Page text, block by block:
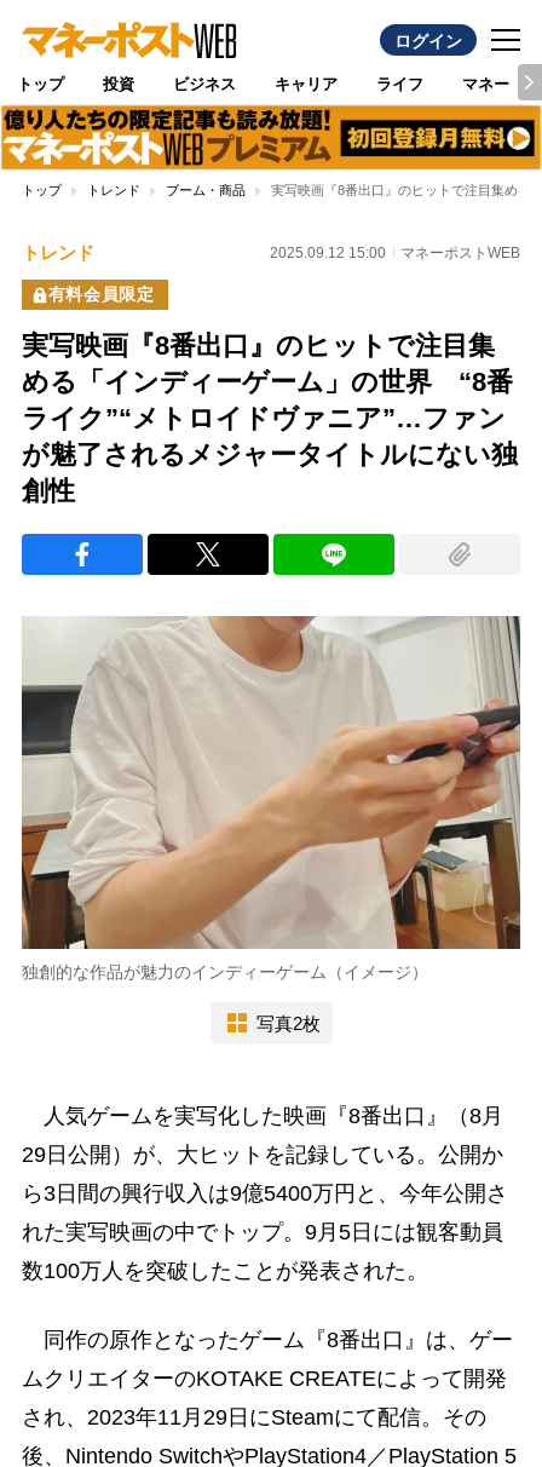
ログイン
トップ 投資 ビジネス キャリア ライフ マネー
トップ トレンド ブーム・商品 実写映画『8番出口』のヒットで注目集める
トレンド 2025.09.12 15:00 マネーポストWEB
有料会員限定
実写映画『8番出口』のヒットで注目集
める「インディーゲーム」の世界 “8番
ライク”“メトロイドヴァニア”…ファン
が魅了されるメジャータイトルにない独
創性
独創的な作品が魅力のインディーゲーム（イメージ）
写真2枚
人気ゲームを実写化した映画『8番出口』（8月
29日公開）が、大ヒットを記録している。公開か
ら3日間の興行収入は9億5400万円と、今年公開さ
れた実写映画の中でトップ。9月5日には観客動員
数100万人を突破したことが発表された。
同作の原作となったゲーム『8番出口』は、ゲー
ムクリエイターのKOTAKE CREATEによって開発
され、2023年11月29日にSteamにて配信。その
後、Nintendo SwitchやPlayStation4／PlayStation 5